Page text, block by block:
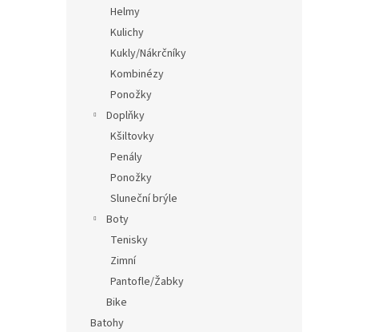
Helmy
Kulichy
Kukly/Nákrčníky
Kombinézy
Ponožky
Doplňky
Kšiltovky
Penály
Ponožky
Sluneční brýle
Boty
Tenisky
Zimní
Pantofle/Žabky
Bike
Batohy